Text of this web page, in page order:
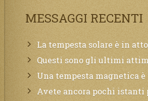
MESSAGGI RECENTI
La tempesta solare è in atto, questa generazione soffrirà molto, la Terra arderà, l’acqua sarà
Questi sono gli ultimi attimi di vita, chi si vuole
Una tempesta magnetica è in corso, questa generazione patirà. Il black out non tarderà
Avete ancora pochi istanti per convertirvi, non perdete tempo, la sciagura arriverà all’improvviso e